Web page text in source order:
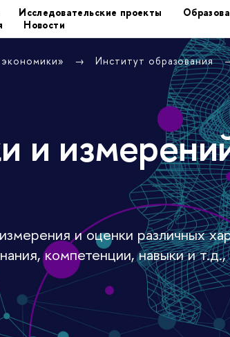
Исследовательские проекты
Новости
Институт образования
и
и оценки различных
компетенции, навыки и